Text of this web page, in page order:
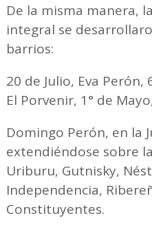
De la misma manera,
integral se
barrios:
20 de Julio, Eva
El Porvenir, 1° de
Domingo Perón, en la
extendiéndose sobre
Uriburu, Gutnisky,
Independencia,
Constituyentes.